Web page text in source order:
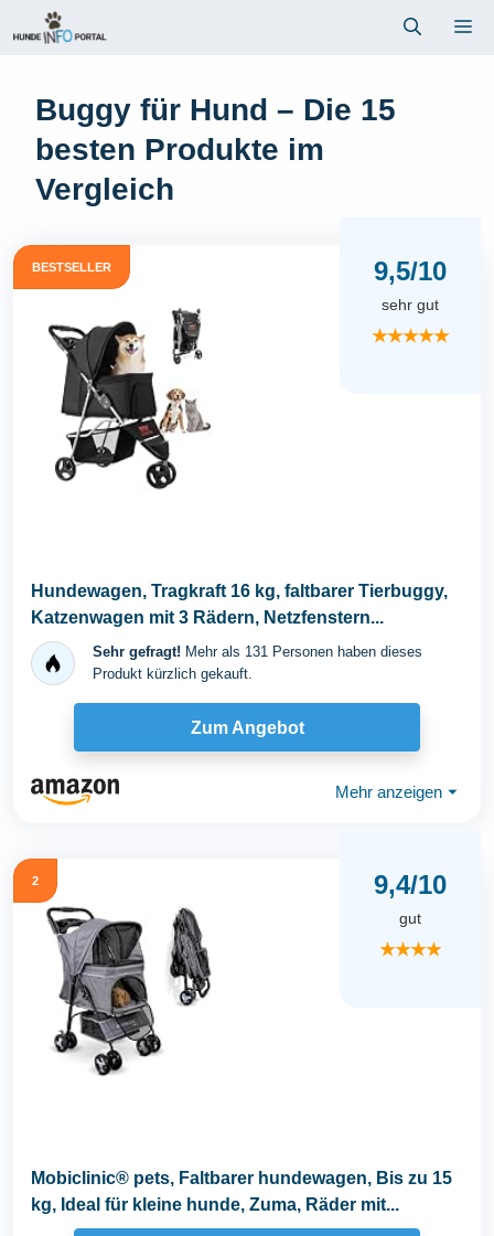
Inhalt
Buggy für Hund – Die 15
besten Produkte im
Vergleich
BESTSELLER 9,5/10
sehr gut
★★★★★
Hundewagen, Tragkraft 16 kg, faltbarer Tierbuggy,
Katzenwagen mit 3 Rädern, Netzfenstern...
Sehr gefragt! Mehr als 131 Personen haben dieses
Produkt kürzlich gekauft.
Zum Angebot
Mehr anzeigen ⏷
2 9,4/10
gut
★★★★
Mobiclinic® pets, Faltbarer hundewagen, Bis zu 15
kg, Ideal für kleine hunde, Zuma, Räder mit...